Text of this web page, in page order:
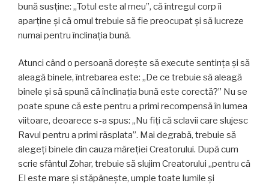
bună susţine: „Totul este al meu”, că întregul corp îi
aparţine şi că omul trebuie să fie preocupat şi să lucreze
numai pentru înclinaţia bună.
Atunci când o persoană doreşte să execute sentinţa şi să
aleagă binele, întrebarea este: „De ce trebuie să aleagă
binele şi să spună că înclinaţia bună este corectă?” Nu se
poate spune că este pentru a primi recompensă în lumea
viitoare, deoarece s-a spus: „Nu fiţi că sclavii care slujesc
Ravul pentru a primi răsplata”. Mai degrabă, trebuie să
alegeţi binele din cauza măreţiei Creatorului. După cum
scrie sfântul Zohar, trebuie să slujim Creatorului „pentru că
El este mare şi stăpâneşte, umple toate lumile şi